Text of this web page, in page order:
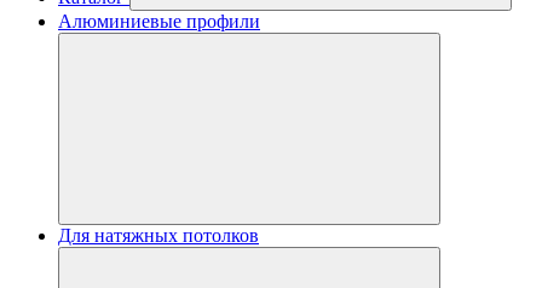
Алюминиевые профили
Для натяжных потолков